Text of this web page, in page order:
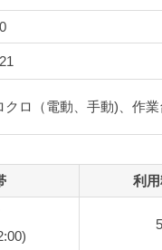
クロ（電動、手動)、作業
利